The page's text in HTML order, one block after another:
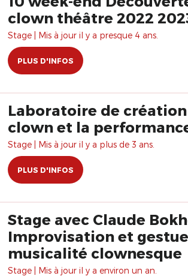
clown théâtre 2022
Stage | Mis à jour il y a presque 4 ans.
PLUS D'INFOS
Laboratoire de création
clown et la
Stage | Mis à jour il y a plus de 3 ans.
PLUS D'INFOS
Stage avec Claude
Improvisation et
musicalité clownesque
Stage | Mis à jour il y a environ un an.